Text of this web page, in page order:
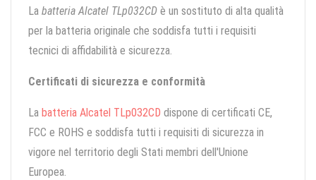
La batteria Alcatel TLp032CD è un sostituto di alta qualità
per la batteria originale che soddisfa tutti i requisiti
tecnici di affidabilità e sicurezza.
Certificati di sicurezza e conformità
La batteria Alcatel TLp032CD dispone di certificati CE,
FCC e ROHS e soddisfa tutti i requisiti di sicurezza in
vigore nel territorio degli Stati membri dell'Unione
Europea.